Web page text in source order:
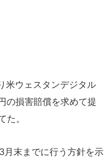
米ウェスタンデジタル
の損害賠償を求めて提
た。
末までに行う方針を示